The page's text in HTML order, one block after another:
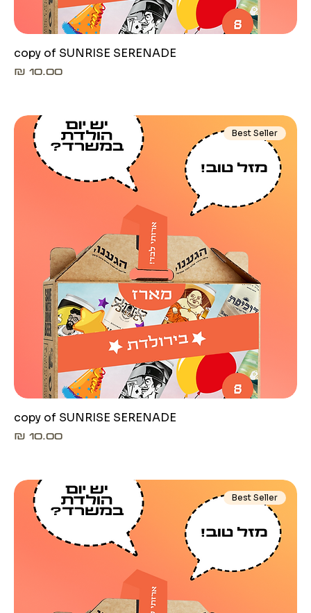
copy of SUNRISE SERENADE
מחיר
Best Seller
copy of SUNRISE SERENADE
מחיר
Best Seller